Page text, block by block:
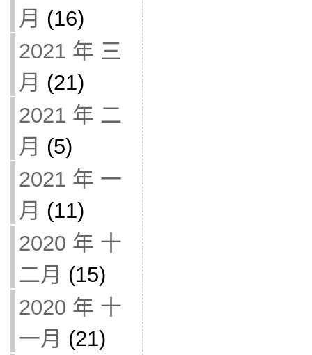
月 (16)
2021 年 三
月 (21)
2021 年 二
月 (5)
2021 年 一
月 (11)
2020 年 十
二月 (15)
2020 年 十
一月 (21)